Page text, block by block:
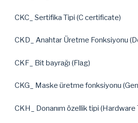
CKC_ Sertifika Tipi (C certificate)
CKD_ Anahtar Üretme Fonksiyonu
CKF_ Bit bayrağı (Flag)
CKG_ Maske üretme fonksiyonu
CKH_ Donanım özellik tipi (Hardware